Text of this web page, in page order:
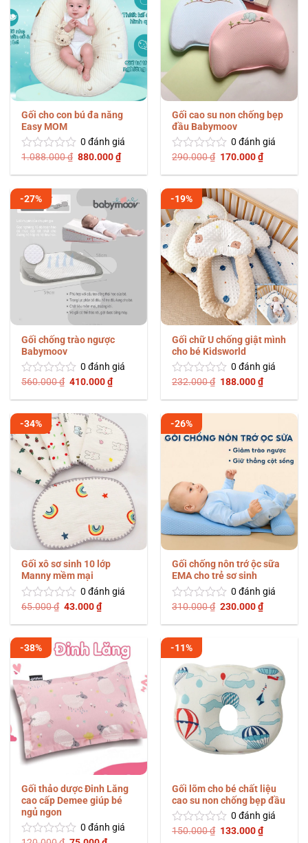
Gối cho con bú đa năng
Easy MOM
Được
0
5
sao
0 đánh giá
1.088.000₫ Giá
là:
880.000₫Giá
hiện
tại
880.000 ₫.
Gối cao su non chống bẹp
đầu Babymoov
Được
0
5
sao
0 đánh giá
290.000₫ Giá
là:
170.000₫Giá
hiện
tại
170.000
-27%
Gối chống trào ngược
Babymoov
Được
0
5
sao
0 đánh giá
560.000₫ Giá
là:
410.000₫Giá
hiện
tại
-19%
Gối chữ U chống giật mình
cho bé Kidsworld
Được
0
5
sao
0 đánh giá
232.000₫ Giá
là:
188.000₫Giá
hiện
tại
188.000
-34%
Gối xô sơ sinh 10 lớp
Manny mềm mại
Được
0
5
0 đánh giá
65.000₫ Giá
là:
43.000₫Giá
hiện
tại
43.000 ₫.
-26%
Gối chống nôn trớ ộc sữa
EMA cho trẻ sơ sinh
Được
0
5
sao
0 đánh giá
310.000₫ Giá
là:
230.000₫Giá
hiện
tại
-38%
Gối thảo dược Đinh Lăng
cao cấp Demee giúp bé
ngủ ngon
0 đánh giá
-11%
Gối lõm cho bé chất liệu
cao su non chống bẹp đầu
Được
0 đánh giá
150.000₫ Giá
133.000₫Giá
hiện